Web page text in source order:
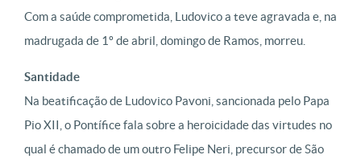
Com a saúde comprometida, Ludovico a teve agravada e, na
madrugada de 1º de abril, domingo de Ramos, morreu.
Santidade
Na beatificação de Ludovico Pavoni, sancionada pelo Papa
Pio XII, o Pontífice fala sobre a heroicidade das virtudes no
qual é chamado de um outro Felipe Neri, precursor de São